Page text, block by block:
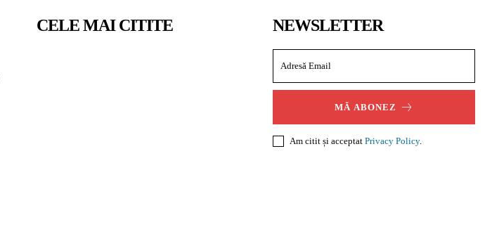
CELE MAI CITITE NEWSLETTER
MĂ ABONEZ
Am citit și acceptat Privacy Policy.